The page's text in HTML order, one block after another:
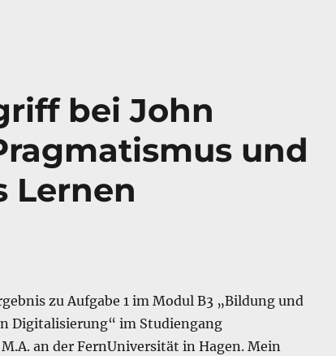
bei John
und
Lernen
zu Aufgabe 1 im Modul B3 „Bildung und
Digitalisierung“ im Studiengang
an der FernUniversität in Hagen. Mein